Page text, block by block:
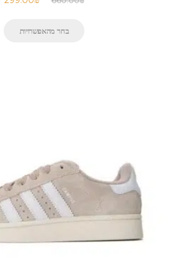
בחר מהאפשרויות